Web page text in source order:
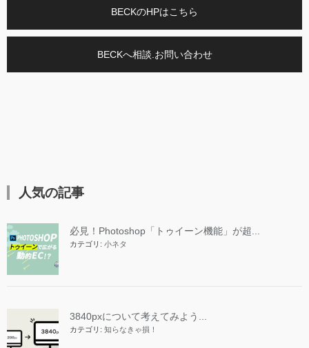
BECKのHPはこちら
BECKへ相談.お問い合わせ
人気の記事
必見！Photoshop「トゥイーン機能」が超...
カテゴリ: 小ネタ
3840pxについて考えてみよう...
カテゴリ: 知らなきゃ損！